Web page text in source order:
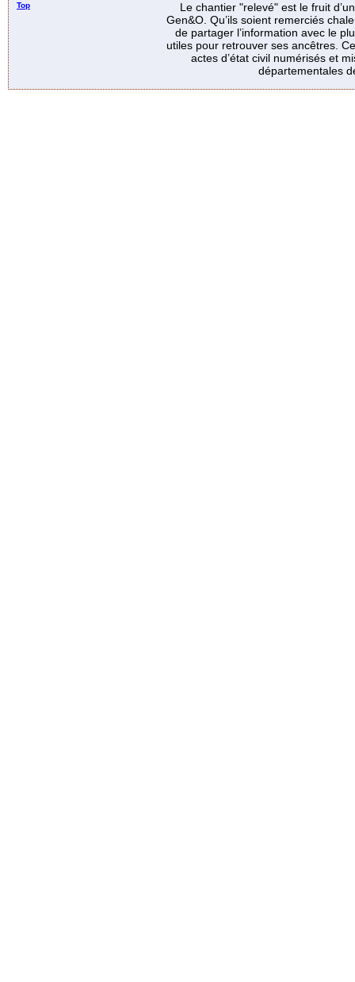
Top
Le chantier "relevé" est le fruit
Gen&O. Qu’ils soient remerciés
de partager l’information avec le
utiles pour retrouver ses ancêtres.
actes d’état civil numérisés et
départementales